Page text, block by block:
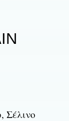
Σέλινο